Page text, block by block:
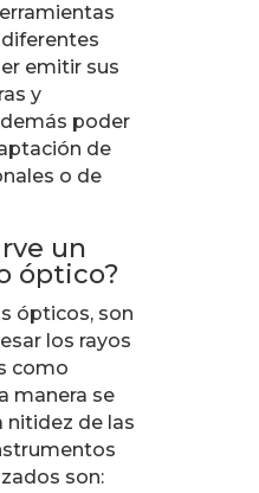
emitir sus
y
poder
de
o de
un
óptico?
ópticos, son
los rayos
como
manera se
nitidez de las
son: